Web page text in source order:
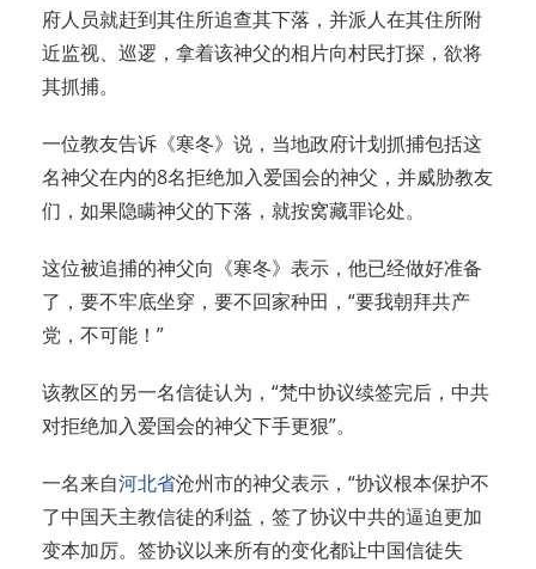
府人员就赶到其住所追查其下落，并派人在其住所附
近监视、巡逻，拿着该神父的相片向村民打探，欲将
其抓捕。
一位教友告诉《寒冬》说，当地政府计划抓捕包括这
名神父在内的8名拒绝加入爱国会的神父，并威胁教友
们，如果隐瞒神父的下落，就按窝藏罪论处。
这位被追捕的神父向《寒冬》表示，他已经做好准备
了，要不牢底坐穿，要不回家种田，“要我朝拜共产
党，不可能！”
该教区的另一名信徒认为，“梵中协议续签完后，中共
对拒绝加入爱国会的神父下手更狠”。
一名来自河北省沧州市的神父表示，“协议根本保护不
了中国天主教信徒的利益，签了协议中共的逼迫更加
变本加厉。签协议以来所有的变化都让中国信徒失